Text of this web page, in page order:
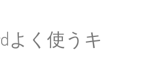
よく使うキ